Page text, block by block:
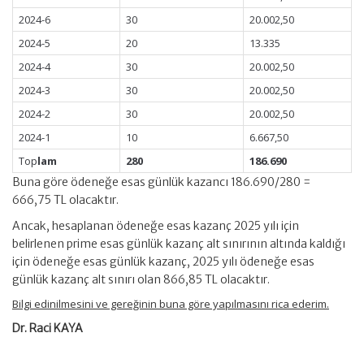
2024-6
30
20.002,50
2024-5
20
13.335
2024-4
30
20.002,50
2024-3
30
20.002,50
2024-2
30
20.002,50
2024-1
10
6.667,50
Toplam 280
186.690
Buna göre ödeneğe esas günlük kazancı 186.690/280 =
666,75 TL olacaktır.
Ancak, hesaplanan ödeneğe esas kazanç 2025 yılı için
belirlenen prime esas günlük kazanç alt sınırının altında kaldığı
için ödeneğe esas günlük kazanç, 2025 yılı ödeneğe esas
günlük kazanç alt sınırı olan 866,85 TL olacaktır.
Bilgi edinilmesini ve gereğinin buna göre yapılmasını rica ederim.
Dr. Raci KAYA